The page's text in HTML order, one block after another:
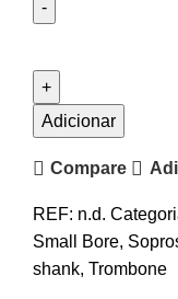
Bocais
Trombone
Shank)
Adicionar
Compare
REF: n.d.
Small Bore,
shank, Trombone